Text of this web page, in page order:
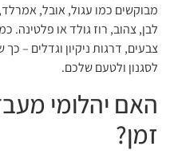
מבוקשים כמו עגול, אובל, אמרלד,
לבן, צהוב, רוז גולד או פלטינה.
צבעים, דרגות ניקיון וגדלים –
לסגנון ולטעם שלכם.
האם יהלומי
זמן?